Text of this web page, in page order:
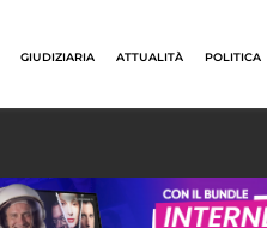
GIUDIZIARIA ATTUALITÀ POLITICA